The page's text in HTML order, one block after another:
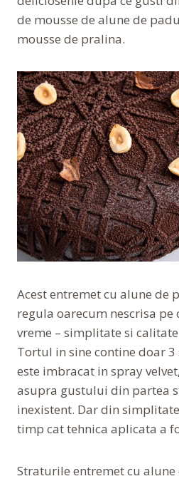
de mousse de alune de
mousse de pralina.
Acest entremet cu alune de
regula oarecum nescrisa
vreme – simplitate si
Tortul in sine contine doar
este imbracat in spray
asupra gustului din partea
inexistent. Dar din
timp cat tehnica aplicata a
Straturile entremet cu